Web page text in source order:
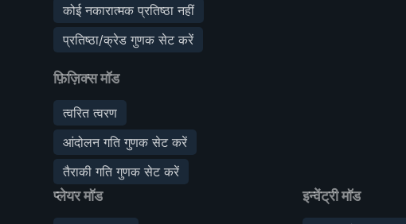
कोई नकारात्मक प्रतिष्ठा नहीं
प्रतिष्ठा/क्रेड गुणक सेट करें
फ़िज़िक्स मॉड
त्वरित त्वरण
आंदोलन गति गुणक सेट करें
तैराकी गति गुणक सेट करें
प्लेयर मॉड इन्वेंट्री मॉड